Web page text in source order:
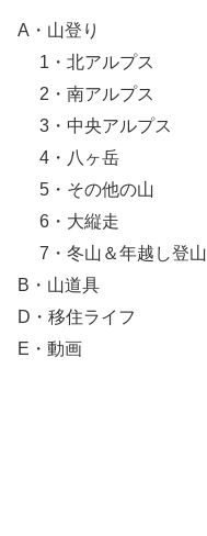
A・山登り
1・北アルプス
2・南アルプス
3・中央アルプス
4・八ヶ岳
5・その他の山
6・大縦走
7・冬山＆年越し登山
B・山道具
D・移住ライフ
E・動画